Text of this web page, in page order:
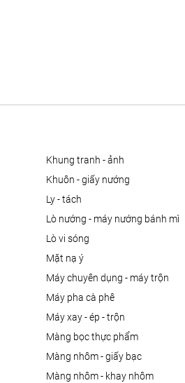
khung tranh - ảnh
khuôn - giấy nướng
ly - tách
lò nướng - máy nướng bánh mì
lò vi sóng
mặt nạ ý
máy chuyên dụng - máy trộn
máy pha cà phê
máy xay - ép - trộn
màng bọc thực phẩm
màng nhôm - giấy bạc
màng nhôm - khay nhôm